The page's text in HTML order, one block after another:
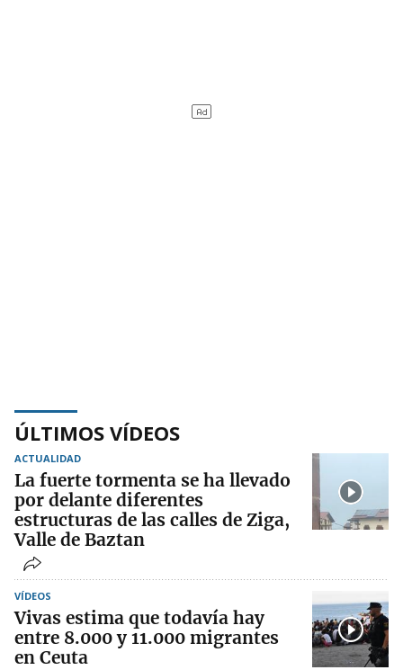
ÚLTIMOS VÍDEOS
ACTUALIDAD
La fuerte tormenta se ha llevado
por delante diferentes
estructuras de las calles de Ziga,
Valle de Baztan
VÍDEOS
Vivas estima que todavía hay
entre 8.000 y 11.000 migrantes
en Ceuta